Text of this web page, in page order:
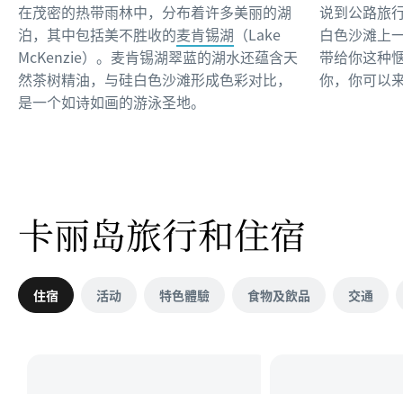
在茂密的热带雨林中，分布着许多美丽的湖
泊，其中包括美不胜收的麦肯锡湖 （Lake
McKenzie）。麦肯锡湖翠蓝的湖水还蕴含天
然茶树精油，与硅白色沙滩形成色彩对比，
是一个如诗如画的游泳圣地。
说到公路旅
白色沙滩上
带给你这种
你，你可以
卡丽岛旅行和住宿
住宿 活动 特色體驗 食物及飲品 交通